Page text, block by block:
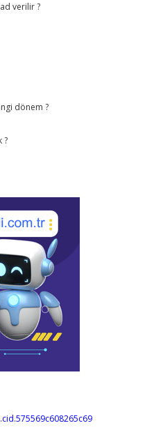
verilir ?
dönem ?
?